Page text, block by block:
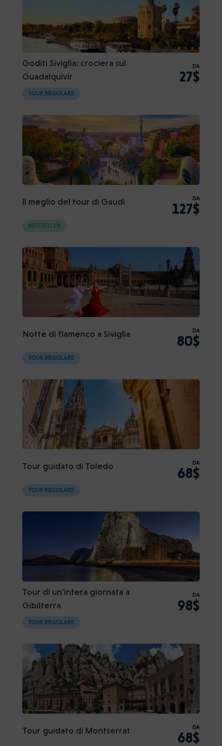
Goditi Siviglia: crociera sul
Guadalquivir
DA
27$
TOUR REGOLARE
Il meglio del tour di Gaudi DA
127$
BESTSELLER
Notte di flamenco a Siviglia DA
80$
TOUR REGOLARE
Tour guidato di Toledo DA
68$
TOUR REGOLARE
Tour di un'intera giornata a
Gibilterra
DA
98$
TOUR REGOLARE
Tour guidato di Montserrat DA
68$